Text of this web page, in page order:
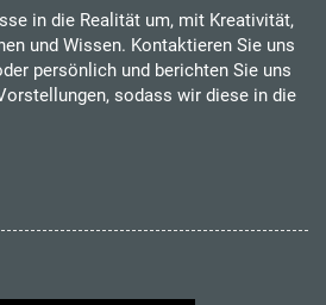
in die Realität um, mit Kreativität,
und Wissen. Kontaktieren Sie uns
persönlich und berichten Sie uns
sodass wir diese in die